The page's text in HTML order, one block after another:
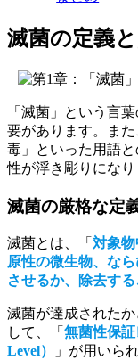
滅菌の定義
「滅菌」という言
要があります。ま
毒」といった用語
性が浮き彫りになり
滅菌の厳格な定
滅菌とは、「 対象
原性の微生物、な
させるか、除去する
滅菌が達成された
して、「 無菌性保
Level）
」が用いら